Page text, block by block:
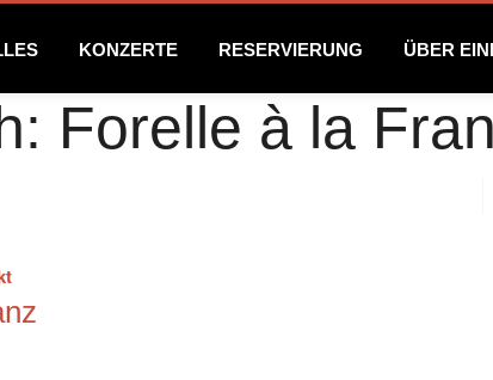
KONZERTE RESERVIERUNG ÜBER
Forelle à la